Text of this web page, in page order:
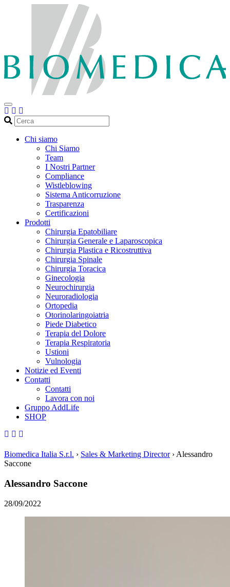
Cerca
Chi siamo
Chi Siamo
Team
I Nostri Partner
Compliance
Wistleblowing
Sistema Anticorruzione
Trasparenza
Certificazioni
Prodotti
Chirurgia Epatobiliare
Chirurgia Generale e Laparoscopica
Chirurgia Plastica e Ricostruttiva
Chirurgia Spinale
Chirurgia Toracica
Ginecologia
Neurochirurgia
Neuroradiologia
Ortopedia
Otorinolaringoiatria
Piede Diabetico
Terapia del Dolore
Terapia Respiratoria
Ustioni
Vulnologia
Notizie ed Eventi
Contatti
Contatti
Lavora con noi
Gruppo AddLife
SHOP
Biomedica Italia S.r.l. › Sales & Marketing Director› Alessandro
Saccone
Alessandro Saccone
28/09/2022